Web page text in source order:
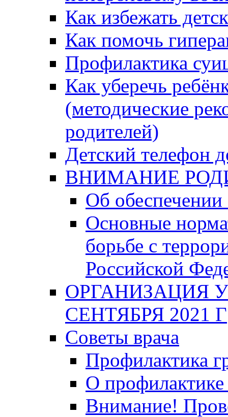
Как избежать
Как помочь
Профилактика
Как уберечь
(методические
родителей)
Детский телефон
ВНИМАНИЕ
Об обеспечении
Основные
борьбе с
Российской
ОРГАНИЗАЦИЯ
СЕНТЯБРЯ 2021 Г
Советы врача
Профилактика
О профилактике
Внимание!